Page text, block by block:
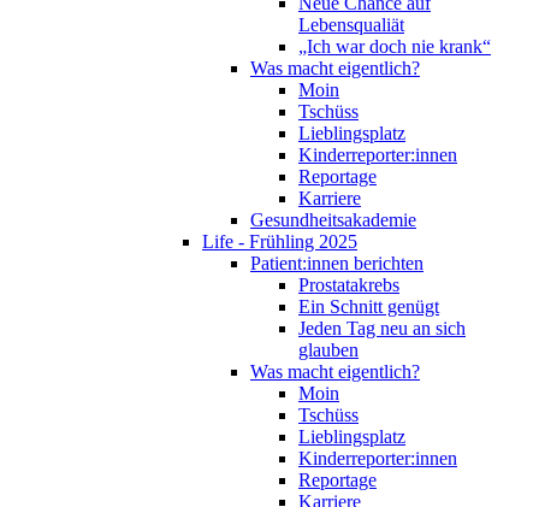
Lebensqualiät
„Ich war doch nie krank“
Was macht eigentlich?
Moin
Tschüss
Lieblingsplatz
Kinderreporter:innen
Reportage
Karriere
Gesundheitsakademie
Life - Frühling 2025
Patient:innen berichten
Prostatakrebs
Ein Schnitt genügt
Jeden Tag neu an sich
glauben
Was macht eigentlich?
Moin
Tschüss
Lieblingsplatz
Kinderreporter:innen
Reportage
Karriere